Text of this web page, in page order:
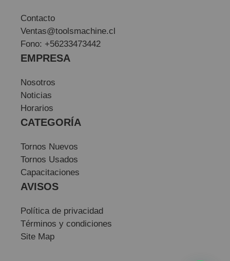
Contacto
Ventas@toolsmachine.cl
Fono: +56233473442
EMPRESA
Nosotros
Noticias
Horarios
CATEGORÍA
Tornos Nuevos
Tornos Usados
Capacitaciones
AVISOS
Política de privacidad
Términos y condiciones
Site Map